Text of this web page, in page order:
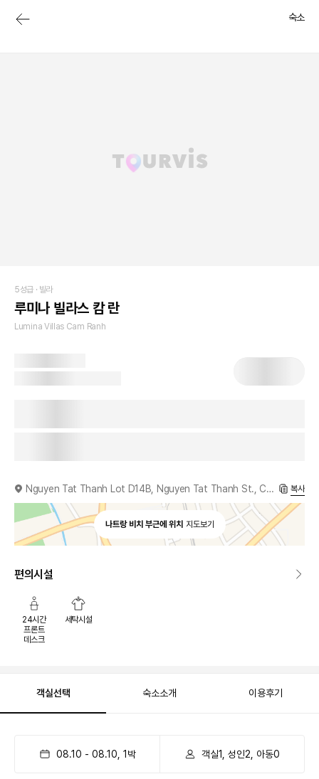
숙소
5성급 · 빌라
루미나 빌라스 캄 란
Lumina Villas Cam Ranh
Nguyen Tat Thanh Lot D14B, Nguyen Tat Thanh St., Cam Lam, 650000, VN 복사
나트랑 비치 부근에 위치 지도보기
편의시설
24시간
프론트
데스크
세탁시설
객실선택 숙소소개 이용후기
08.10 - 08.10 1 박 객실1, 성인2, 아동0